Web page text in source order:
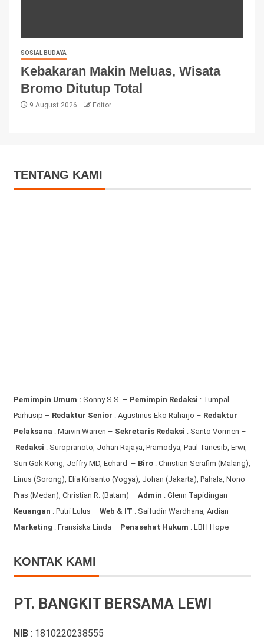
SOSIAL BUDAYA
Kebakaran Makin Meluas, Wisata
Bromo Ditutup Total
9 August 2026 Editor
TENTANG KAMI
Pemimpin Umum : Sonny S.S. – Pemimpin Redaksi : Tumpal
Parhusip – Redaktur Senior : Agustinus Eko Raharjo – Redaktur
Pelaksana : Marvin Warren – Sekretaris Redaksi : Santo Vormen –
Redaksi : Suropranoto, Johan Rajaya, Pramodya, Paul Tanesib, Erwi,
Sun Gok Kong, Jeffry MD, Echard – Biro: Christian Serafim (Malang),
Linus (Sorong), Elia Krisanto (Yogya), Johan (Jakarta), Pahala, Nono
Pras (Medan), Christian R. (Batam) – Admin : Glenn Tapidingan –
Keuangan : Putri Lulus – Web & IT : Saifudin Wardhana, Ardian –
Marketing : Fransiska Linda – Penasehat Hukum : LBH Hope
KONTAK KAMI
PT. BANGKIT BERSAMA LEWI
NIB : 1810220238555